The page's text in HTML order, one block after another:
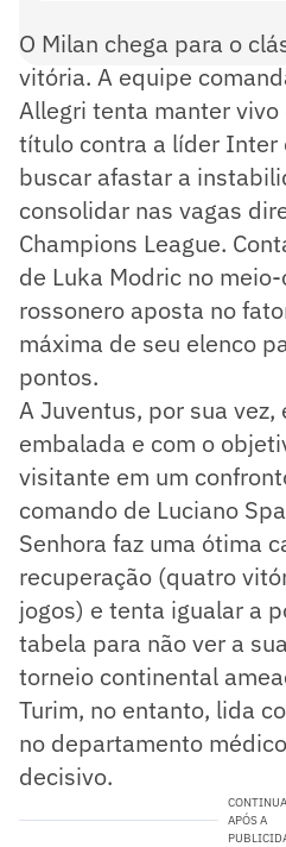
O Milan chega para o
vitória. A equipe
Allegri tenta manter
título contra a líder Inter
buscar afastar a
consolidar nas vagas
Champions League.
de Luka Modric no
rossonero aposta no
máxima de seu elenco
pontos.
A Juventus, por sua
embalada e com o
visitante em um
comando de Luciano
Senhora faz uma ótima
recuperação (quatro
jogos) e tenta igualar a
tabela para não ver a
torneio continental
Turim, no entanto, lida
no departamento
decisivo.
CONTINUA
APÓS A